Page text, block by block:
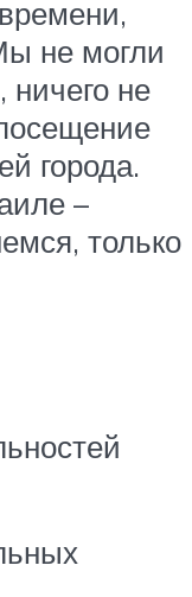
не могли
ничего не
города.
–
только